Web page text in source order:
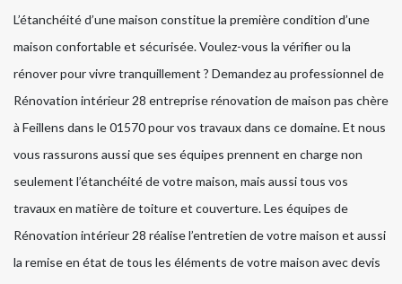
L’étanchéité d’une maison constitue la première condition d’une
maison confortable et sécurisée. Voulez-vous la vérifier ou la
rénover pour vivre tranquillement ? Demandez au professionnel de
Rénovation intérieur 28 entreprise rénovation de maison pas chère
à Feillens dans le 01570 pour vos travaux dans ce domaine. Et nous
vous rassurons aussi que ses équipes prennent en charge non
seulement l’étanchéité de votre maison, mais aussi tous vos
travaux en matière de toiture et couverture. Les équipes de
Rénovation intérieur 28 réalise l’entretien de votre maison et aussi
la remise en état de tous les éléments de votre maison avec devis